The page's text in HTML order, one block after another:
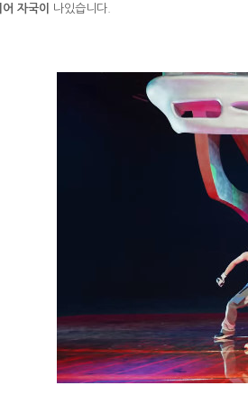
자국이 나있습니다.